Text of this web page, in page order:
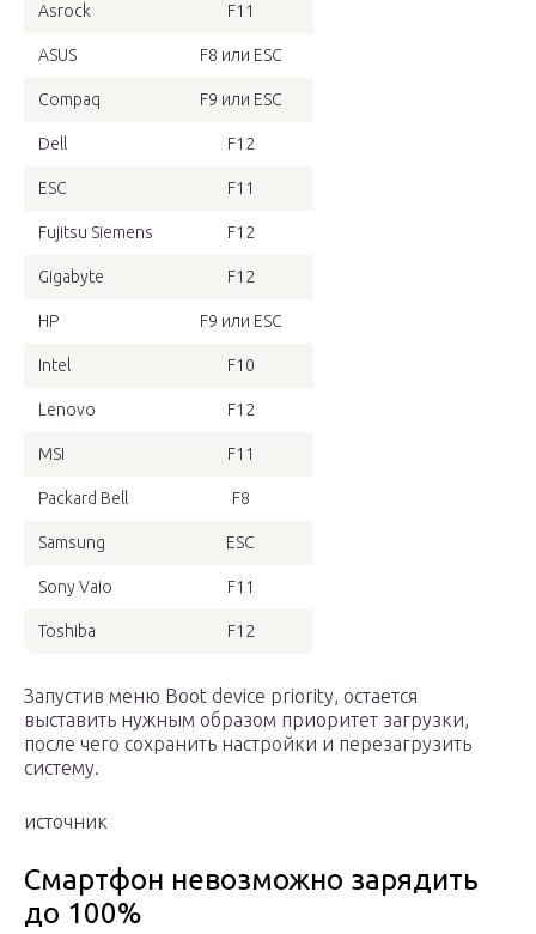
Asrock F11
ASUS F8 или ESC
Compaq F9 или ESC
Dell F12
ESC F11
Fujitsu Siemens F12
Gigabyte F12
HP F9 или ESC
Intel F10
Lenovo F12
MSI F11
Packard Bell F8
Samsung ESC
Sony Vaio F11
Toshiba F12
Запустив меню Boot device priority, остается
выставить нужным образом приоритет загрузки,
после чего сохранить настройки и перезагрузить
систему.
источник
Смартфон невозможно зарядить
до 100%